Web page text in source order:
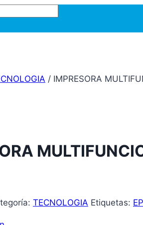
/ IMPRESORA
TECNOLOGIA Etiquetas: